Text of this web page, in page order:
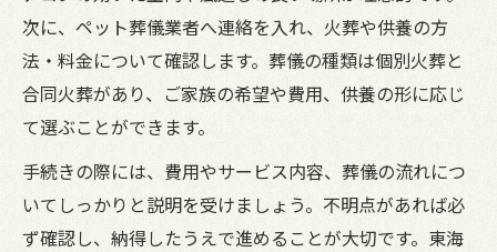
次に、ペット葬儀業者へ連絡を入れ、火葬や供養の方
法・料金について確認します。葬儀の種類は個別火葬と
合同火葬があり、ご家族の希望や費用、供養の形に応じ
て選ぶことができます。
手続きの際には、費用やサービス内容、葬儀の流れにつ
いてしっかりと説明を受けましょう。不明点があれば必
ず確認し、納得したうえで進めることが大切です。東海